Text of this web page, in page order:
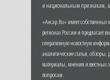
и национальным признакам,
«Ансар.Ru» имеет
регионах России и предлагает
оперативную новостную
аналитические статьи, обзоры,
материалы, мнения известных
вопросам.